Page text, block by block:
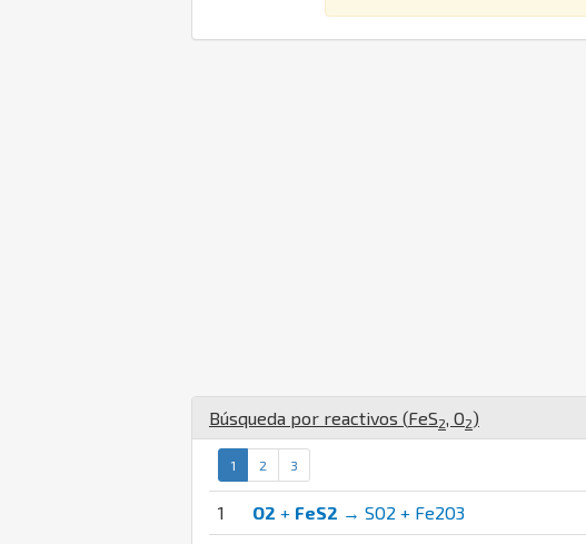
Búsqueda por reactivos (FeS2, O2)
1 2 3
1 O2 + FeS2 → SO2 + Fe2O3